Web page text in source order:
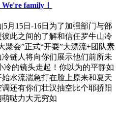
family！
月15日-16日为了加强部门与部
此之间的了解和信任罗牛山冷
聚会”正式“开耍”大漂流+团队素
链人将向你们展示他们前所未
冷的镜头走起！你以为的平静如
水流湍急打在脸上原来和夏天
还有你们壮汉抽空比个耶骄阳
哒力大无穷如